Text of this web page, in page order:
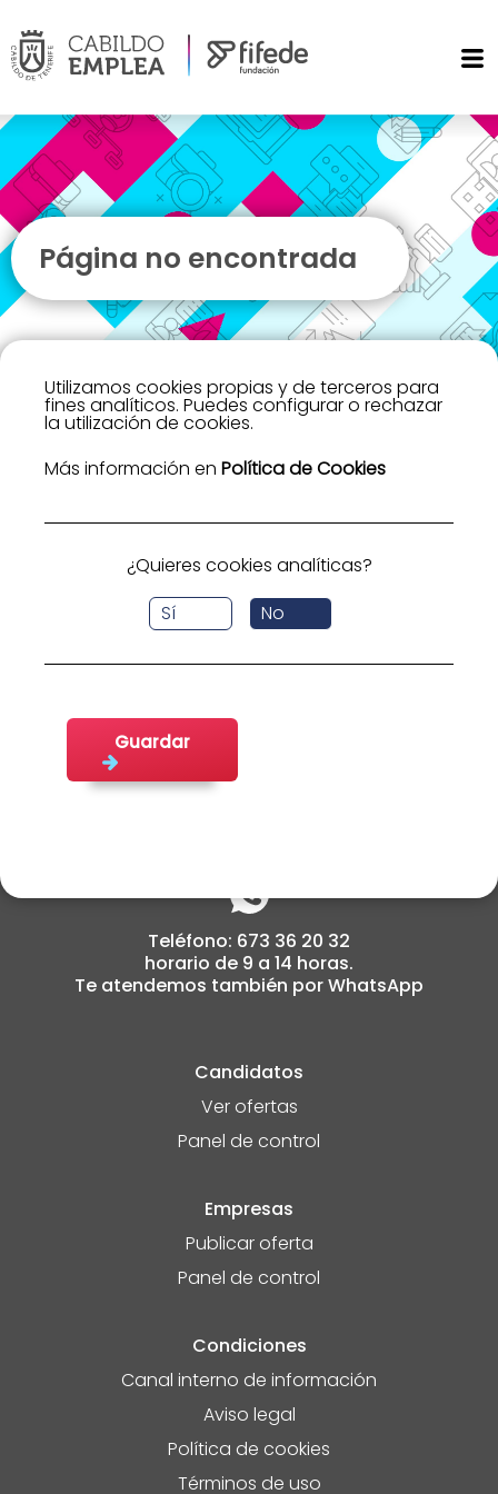
Página no encontrada
cabildoemplea@fifede.org
Teléfono: 673 36 20 32
horario de 9 a 14 horas.
Te atendemos también por WhatsApp
Candidatos
Ver ofertas
Panel de control
Empresas
Publicar oferta
Panel de control
Condiciones
Canal interno de información
Aviso legal
Política de cookies
Términos de uso
Utilizamos cookies propias y de terceros para
fines analíticos. Puedes configurar o rechazar
la utilización de cookies.
Más información en Política de Cookies
Sí No
¿Quieres cookies analíticas?
Guardar